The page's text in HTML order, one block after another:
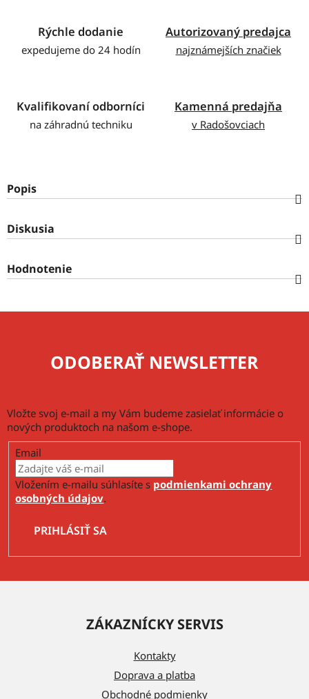
Rýchle dodanie
expedujeme do 24 hodín
Autorizovaný predajca
najznámejších značiek
Kvalifikovaní odborníci
na záhradnú techniku
Kamenná predajňa
v Radošovciach
Popis
Diskusia
Hodnotenie
ODOBERAŤ NEWSLETTER
Vložte svoj e-mail a my Vám budeme zasielať informácie o
nových produktoch na našom e-shope.
Email
Vložením e-mailu súhlasíte s podmienkami ochrany
osobných údajov.
PRIHLÁSIŤ SA
ZÁKAZNÍCKY SERVIS
Kontakty
Doprava a platba
Obchodné podmienky